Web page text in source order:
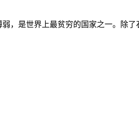
，是世界上最贫穷的国家之一。除